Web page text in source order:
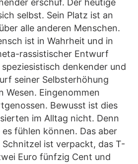
erschuf. Der heutige
selbst. Sein Platz ist an
alle anderen Menschen.
ist in Wahrheit und in
rassistischer Entwurf
speziesistisch denkender und
seiner Selbsterhöhung
Wesen. Eingenommen
Bewusst ist dies
im Alltag nicht. Denn
fühlen können. Das aber
ist verpackt, das T-
Euro fünfzig Cent und